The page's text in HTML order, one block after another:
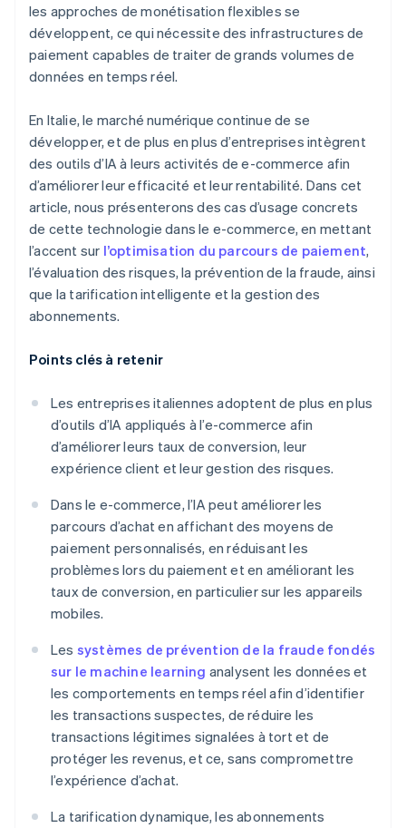
les approches de monétisation flexibles se
développent, ce qui nécessite des infrastructures de
paiement capables de traiter de grands volumes de
données en temps réel.
En Italie, le marché numérique continue de se
développer, et de plus en plus d’entreprises intègrent
des outils d’IA à leurs activités de e-commerce afin
d’améliorer leur efficacité et leur rentabilité. Dans cet
article, nous présenterons des cas d’usage concrets
de cette technologie dans le e-commerce, en mettant
l’accent sur l’optimisation du parcours de paiement,
l’évaluation des risques, la prévention de la fraude, ainsi
que la tarification intelligente et la gestion des
abonnements.
Points clés à retenir
Les entreprises italiennes adoptent de plus en plus
d’outils d’IA appliqués à l’e-commerce afin
d’améliorer leurs taux de conversion, leur
expérience client et leur gestion des risques.
Dans le e-commerce, l’IA peut améliorer les
parcours d’achat en affichant des moyens de
paiement personnalisés, en réduisant les
problèmes lors du paiement et en améliorant les
taux de conversion, en particulier sur les appareils
mobiles.
Les systèmes de prévention de la fraude fondés
sur le machine learning analysent les données et
les comportements en temps réel afin d’identifier
les transactions suspectes, de réduire les
transactions légitimes signalées à tort et de
protéger les revenus, et ce, sans compromettre
l’expérience d’achat.
La tarification dynamique, les abonnements